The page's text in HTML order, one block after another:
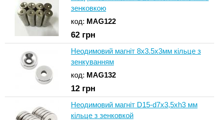
зенковкою
код: MAG122
62 грн
Неодимовий магніт 8х3.5х3мм кільце з
зенкуванням
код: MAG132
12 грн
Неодимовий магніт D15-d7x3,5хh3 мм
кільце з зенковкой